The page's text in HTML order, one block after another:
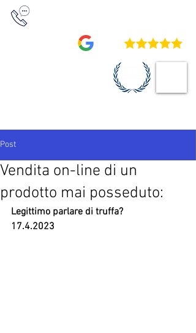
Post
Vendita on-line di un
prodotto mai posseduto:
Legittimo parlare di truffa?
17.4.2023